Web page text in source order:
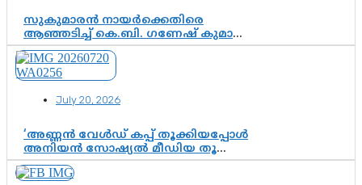
സുകുമാരൻ നായർക്കെതിരെ
ആഞ്ഞടിച്ച് കെ.ബി. ഗണേഷ് കുമാർ,
വി.ഡി. സതീശന് പൂർണ പിന്തുണ
July 20, 2026
‘അണ്ണൻ വേൾഡ് കപ്പ് തൂക്കിയപ്പോൾ
അനിയൻ സോഷ്യൽ മീഡിയ തൂക്കി’;
ലാമിൻ യമാലിന്റെ
കിരീടധാരണത്തിനിടെ